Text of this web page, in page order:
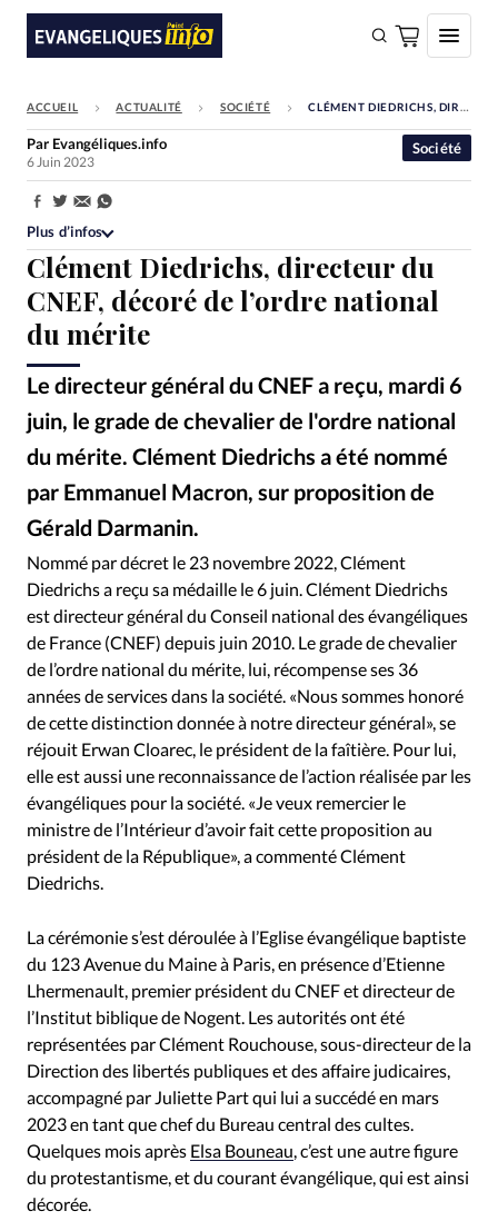
FAIRE UN DON
Faire un don
Eglises
Société
Bible
Toute l'actualité
Se connecter
Devise:CHF
RUBRIQUES
Toute l'actualité Bible
Eglises
Histoire Laicité
Liberté religieuse
Mission
Monde People Politique
Religions
Société
ACCUEIL ACTUALITÉ SOCIÉTÉ CLÉMENT DIEDRICHS, DIRECTEUR DU CNEF, DÉCORÉ DE L’ORDRE NATIONAL DU MÉRITE
Clément Diedrichs, directeur du
CNEF, décoré de l’ordre national
du mérite
Le directeur général du CNEF a reçu, mardi 6
juin, le grade de chevalier de l'ordre national
du mérite. Clément Diedrichs a été nommé
par Emmanuel Macron, sur proposition de
Gérald Darmanin.
Société
Par Evangéliques.info
6 Juin 2023
Partager:
Plus d’infos
©CNEF - Clément Diedrichs est directeur général du CNEF depuis 2010
Nommé par décret le 23 novembre 2022, Clément
Diedrichs a reçu sa médaille le 6 juin. Clément Diedrichs
est directeur général du Conseil national des évangéliques
de France (CNEF) depuis juin 2010. Le grade de chevalier
de l’ordre national du mérite, lui, récompense ses 36
années de services dans la société. «Nous sommes honoré
de cette distinction donnée à notre directeur général», se
réjouit Erwan Cloarec, le président de la faîtière. Pour lui,
elle est aussi une reconnaissance de l’action réalisée par les
évangéliques pour la société. «Je veux remercier le
ministre de l’Intérieur d’avoir fait cette proposition au
président de la République», a commenté Clément
Diedrichs.
La cérémonie s’est déroulée à l’Eglise évangélique baptiste
du 123 Avenue du Maine à Paris, en présence d’Etienne
Lhermenault, premier président du CNEF et directeur de
l’Institut biblique de Nogent. Les autorités ont été
représentées par Clément Rouchouse, sous-directeur de la
Direction des libertés publiques et des affaire judicaires,
accompagné par Juliette Part qui lui a succédé en mars
2023 en tant que chef du Bureau central des cultes.
Quelques mois après Elsa Bouneau, c’est une autre figure
du protestantisme, et du courant évangélique, qui est ainsi
décorée.